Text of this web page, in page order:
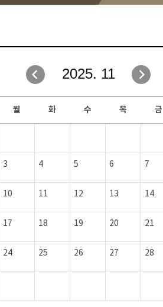
취업성공지원과
창업지원·교육센터
현장실습/IPP사업단
커뮤니티
홈페이지가이드
자유게시판
일정안내
보도자료
행사갤러리
프로그램제안
2025. 11
월 화 수 목 금
3 4 5 6 7
10 11 12 13 14
17 18 19 20 21
24 25 26 27 28